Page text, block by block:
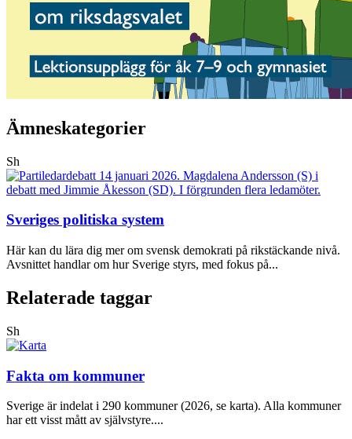
Ämneskategorier
Sh
Sveriges politiska system
Här kan du lära dig mer om svensk demokrati på rikstäckande nivå.
Avsnittet handlar om hur Sverige styrs, med fokus på...
Relaterade taggar
Sh
Fakta om kommuner
Sverige är indelat i 290 kommuner (2026, se karta). Alla kommuner
har ett visst mått av självstyre....